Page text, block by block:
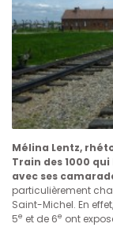
Mélina Lentz,
Train des 1000
avec ses
particulièrement
Saint-Michel. En
5e et de 6e ont